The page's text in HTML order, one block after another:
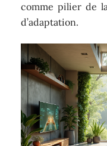
comme pilier de
d’adaptation.